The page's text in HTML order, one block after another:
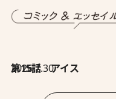
2026.7.30
第15話 アイス